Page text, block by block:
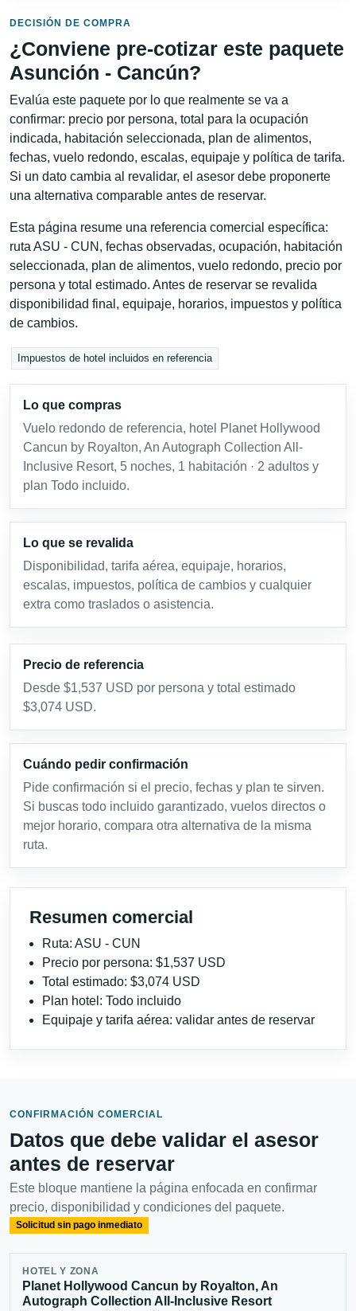
DECISIÓN DE COMPRA
¿Conviene pre-cotizar este paquete
Asunción - Cancún?
Evalúa este paquete por lo que realmente se va a
confirmar: precio por persona, total para la ocupación
indicada, habitación seleccionada, plan de alimentos,
fechas, vuelo redondo, escalas, equipaje y política de tarifa.
Si un dato cambia al revalidar, el asesor debe proponerte
una alternativa comparable antes de reservar.
Esta página resume una referencia comercial específica:
ruta ASU - CUN, fechas observadas, ocupación, habitación
seleccionada, plan de alimentos, vuelo redondo, precio por
persona y total estimado. Antes de reservar se revalida
disponibilidad final, equipaje, horarios, impuestos y política
de cambios.
Impuestos de hotel incluidos en referencia
Lo que compras
Vuelo redondo de referencia, hotel Planet Hollywood
Cancun by Royalton, An Autograph Collection All-
Inclusive Resort, 5 noches, 1 habitación · 2 adultos y
plan Todo incluido.
Lo que se revalida
Disponibilidad, tarifa aérea, equipaje, horarios,
escalas, impuestos, política de cambios y cualquier
extra como traslados o asistencia.
Precio de referencia
Desde $1,537 USD por persona y total estimado
$3,074 USD.
Cuándo pedir confirmación
Pide confirmación si el precio, fechas y plan te sirven.
Si buscas todo incluido garantizado, vuelos directos o
mejor horario, compara otra alternativa de la misma
ruta.
Resumen comercial
Ruta: ASU - CUN
Precio por persona: $1,537 USD
Total estimado: $3,074 USD
Plan hotel: Todo incluido
Equipaje y tarifa aérea: validar antes de reservar
CONFIRMACIÓN COMERCIAL
Datos que debe validar el asesor
antes de reservar
Este bloque mantiene la página enfocada en confirmar
precio, disponibilidad y condiciones del paquete.
Solicitud sin pago inmediato
HOTEL Y ZONA
Planet Hollywood Cancun by Royalton, An
Autograph Collection All-Inclusive Resort